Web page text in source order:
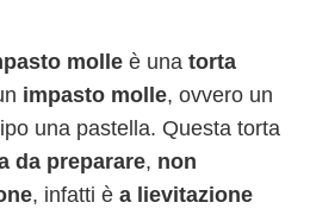
molle è una torta
impasto molle, ovvero un
una pastella. Questa torta
da preparare, non
, infatti è a lievitazione